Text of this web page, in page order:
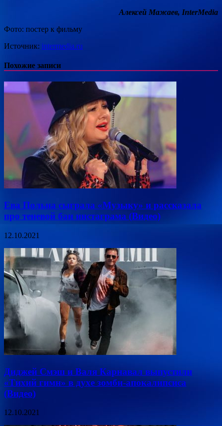
Алексей Мажаев, InterMedia
Фото: постер к фильму
Источник: intermedia.ru
Похожие записи
Ева Польна сыграла «Музыку» и рассказала
про теневой бан инстаграма (Видео)
12.10.2021
Диджей Смэш и Валя Карнавал выпустили
«Тихий гимн» в духе зомби-апокалипсиса
(Видео)
12.10.2021